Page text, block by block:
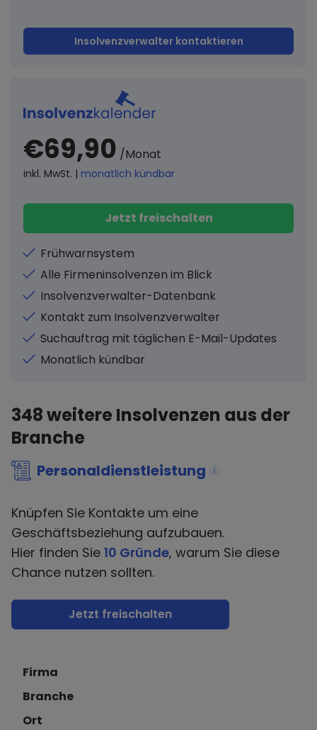
Insolvenzverwalter kontaktieren
€69,90 /Monat
inkl. MwSt. | monatlich kündbar
Jetzt freischalten
Frühwarnsystem
Alle Firmeninsolvenzen im Blick
Insolvenzverwalter-Datenbank
Kontakt zum Insolvenzverwalter
Suchauftrag mit täglichen E-Mail-Updates
Monatlich kündbar
348weitere Insolvenzen aus der
Branche
Personaldienstleistung i
Knüpfen Sie Kontakte um eine
Geschäftsbeziehung aufzubauen.
Hier finden Sie 10 Gründe, warum Sie diese
Chance nutzen sollten.
Jetzt freischalten
Firma
Branche
Ort